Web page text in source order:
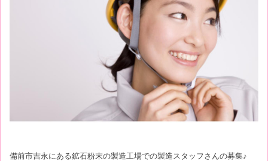
備前市吉永にある鉱石粉末の製造工場での製造スタッフさんの募集♪